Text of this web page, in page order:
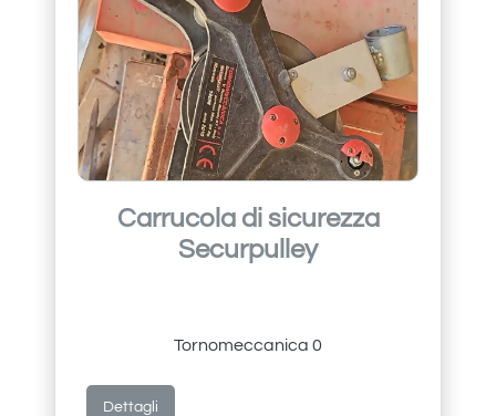
Carrucola di sicurezza
Securpulley
Tornomeccanica 0
Dettagli